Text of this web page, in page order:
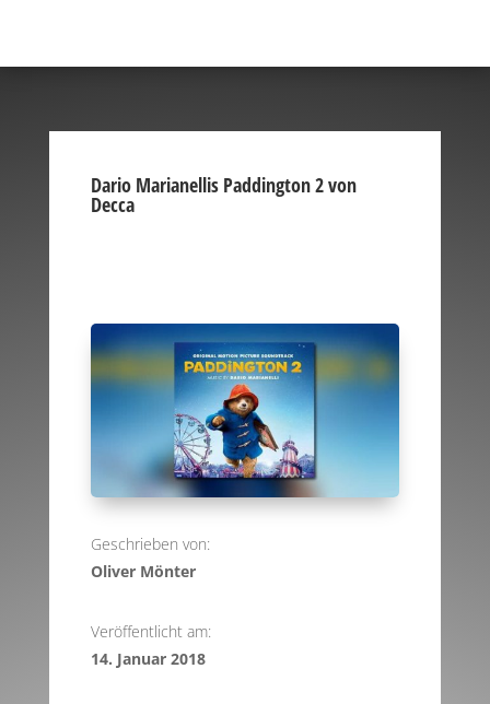
Dario Marianellis Paddington 2 von
Decca
Geschrieben von:
Oliver Mönter
Veröffentlicht am:
14. Januar 2018